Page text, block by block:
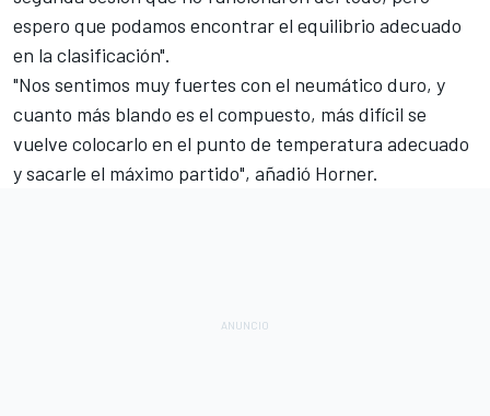
espero que podamos encontrar el equilibrio adecuado
en la clasificación".
"Nos sentimos muy fuertes con el neumático duro, y
cuanto más blando es el compuesto, más difícil se
vuelve colocarlo en el punto de temperatura adecuado
y sacarle el máximo partido", añadió Horner.